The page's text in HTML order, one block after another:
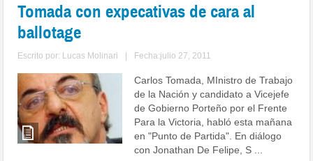
Tomada con expecativas de cara al
ballotage
Escrito por: Lucas Molinari Fecha:julio 27, 2011
Carlos Tomada, MInistro de Trabajo
de la Nación y candidato a Vicejefe
de Gobierno Porteño por el Frente
Para la Victoria, habló esta mañana
en "Punto de Partida". En diálogo
con Jonathan De Felipe, S ...